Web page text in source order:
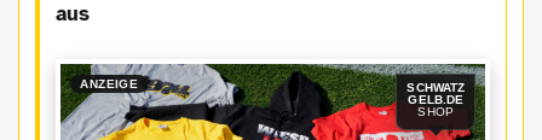
aus
ANZEIGE
SCHWATZ
GELB.DE
SHOP